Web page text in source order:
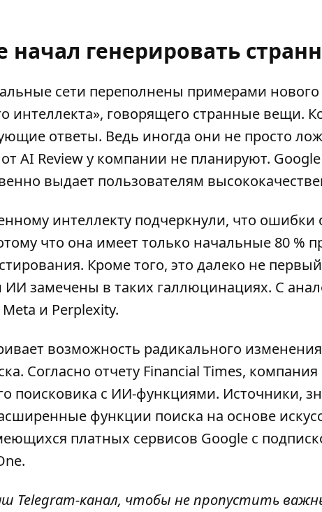
начал генерировать
сети переполнены примерами нового
интеллекта», говорящего странные вещи.
ответы. Ведь иногда они не просто
AI Review у компании не планируют.
выдает пользователям
интеллекту подчеркнули, что
что она имеет только начальные 80 %
Кроме того, это далеко не
замечены в таких галлюцинациях. С
и Perplexity.
возможность радикального
. Согласно отчету Financial Times,
поисковика с ИИ-функциями. Источники,
функции поиска на основе
платных сервисов Google с
Telegram-канал, чтобы не пропустить